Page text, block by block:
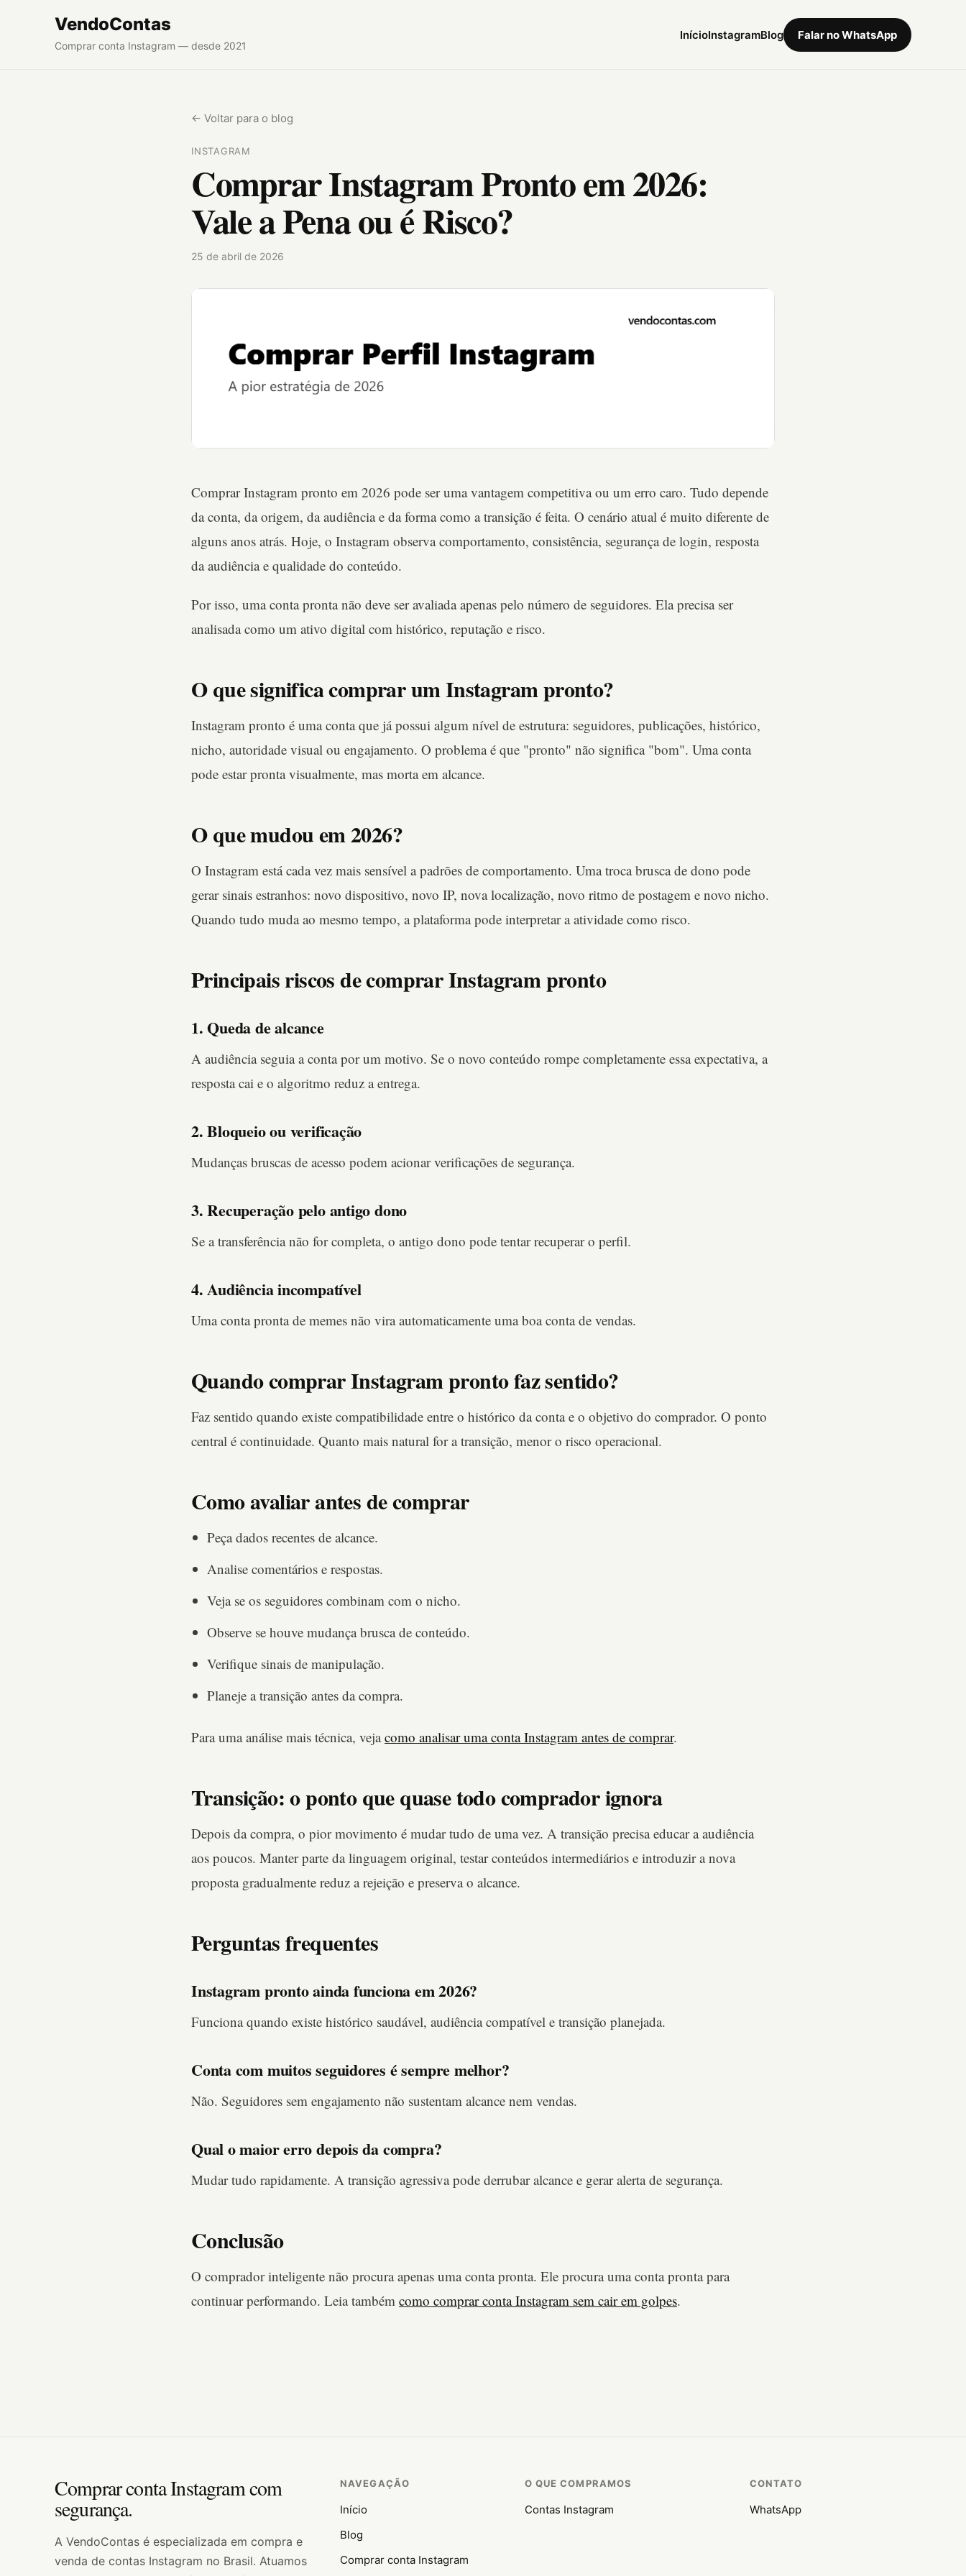
VendoContas
Comprar conta Instagram — desde 2021
InícioInstagramBlog Falar no WhatsApp
← Voltar para o blog
INSTAGRAM
Comprar Instagram Pronto em 2026:
Vale a Pena ou é Risco?
25 de abril de 2026
Comprar Instagram pronto em 2026 pode ser uma vantagem competitiva ou um erro caro. Tudo depende
da conta, da origem, da audiência e da forma como a transição é feita. O cenário atual é muito diferente de
alguns anos atrás. Hoje, o Instagram observa comportamento, consistência, segurança de login, resposta
da audiência e qualidade do conteúdo.
Por isso, uma conta pronta não deve ser avaliada apenas pelo número de seguidores. Ela precisa ser
analisada como um ativo digital com histórico, reputação e risco.
O que significa comprar um Instagram pronto?
Instagram pronto é uma conta que já possui algum nível de estrutura: seguidores, publicações, histórico,
nicho, autoridade visual ou engajamento. O problema é que "pronto" não significa "bom". Uma conta
pode estar pronta visualmente, mas morta em alcance.
O que mudou em 2026?
O Instagram está cada vez mais sensível a padrões de comportamento. Uma troca brusca de dono pode
gerar sinais estranhos: novo dispositivo, novo IP, nova localização, novo ritmo de postagem e novo nicho.
Quando tudo muda ao mesmo tempo, a plataforma pode interpretar a atividade como risco.
Principais riscos de comprar Instagram pronto
1. Queda de alcance
A audiência seguia a conta por um motivo. Se o novo conteúdo rompe completamente essa expectativa, a
resposta cai e o algoritmo reduz a entrega.
2. Bloqueio ou verificação
Mudanças bruscas de acesso podem acionar verificações de segurança.
3. Recuperação pelo antigo dono
Se a transferência não for completa, o antigo dono pode tentar recuperar o perfil.
4. Audiência incompatível
Uma conta pronta de memes não vira automaticamente uma boa conta de vendas.
Quando comprar Instagram pronto faz sentido?
Faz sentido quando existe compatibilidade entre o histórico da conta e o objetivo do comprador. O ponto
central é continuidade. Quanto mais natural for a transição, menor o risco operacional.
Como avaliar antes de comprar
Peça dados recentes de alcance.
Analise comentários e respostas.
Veja se os seguidores combinam com o nicho.
Observe se houve mudança brusca de conteúdo.
Verifique sinais de manipulação.
Planeje a transição antes da compra.
Para uma análise mais técnica, vejacomo analisar uma conta Instagram antes de comprar.
Transição: o ponto que quase todo comprador ignora
Depois da compra, o pior movimento é mudar tudo de uma vez. A transição precisa educar a audiência
aos poucos. Manter parte da linguagem original, testar conteúdos intermediários e introduzir a nova
proposta gradualmente reduz a rejeição e preserva o alcance.
Perguntas frequentes
Instagram pronto ainda funciona em 2026?
Funciona quando existe histórico saudável, audiência compatível e transição planejada.
Conta com muitos seguidores é sempre melhor?
Não. Seguidores sem engajamento não sustentam alcance nem vendas.
Qual o maior erro depois da compra?
Mudar tudo rapidamente. A transição agressiva pode derrubar alcance e gerar alerta de segurança.
Conclusão
O comprador inteligente não procura apenas uma conta pronta. Ele procura uma conta pronta para
continuar performando. Leia também como comprar conta Instagram sem cair em golpes.
Comprar conta Instagram com
segurança.
A VendoContas é especializada em compra e
venda de contas Instagram no Brasil. Atuamos
NAVEGAÇÃO
Início
Blog
Comprar conta Instagram
O QUE COMPRAMOS
Contas Instagram
CONTATO
WhatsApp